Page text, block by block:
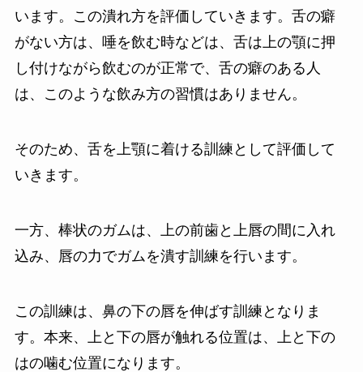
います。この潰れ方を評価していきます。舌の癖
がない方は、唾を飲む時などは、舌は上の顎に押
し付けながら飲むのが正常で、舌の癖のある人
は、このような飲み方の習慣はありません。
そのため、舌を上顎に着ける訓練として評価して
いきます。
一方、棒状のガムは、上の前歯と上唇の間に入れ
込み、唇の力でガムを潰す訓練を行います。
この訓練は、鼻の下の唇を伸ばす訓練となりま
す。本来、上と下の唇が触れる位置は、上と下の
はの噛む位置になります。